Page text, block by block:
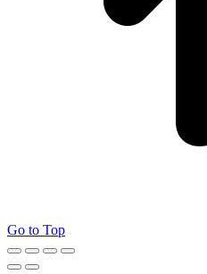
Go to Top